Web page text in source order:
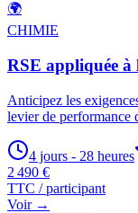
🌍
CHIMIE
RSE appliquée
Anticipez les
levier de performance
4 jours - 28 heures
2 490 €
TTC / participant
Voir →